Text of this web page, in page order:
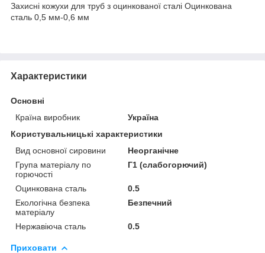
Захисні кожухи для труб з оцинкованої сталі Оцинкована
сталь 0,5 мм-0,6 мм
Характеристики
Основні
Країна виробник
Україна
Користувальницькі характеристики
Вид основної сировини
Неорганічне
Група матеріалу по
горючості
Г1 (слабогорючий)
Оцинкована сталь
0.5
Екологічна безпека
матеріалу
Безпечний
Нержавіюча сталь 0.5
Приховати